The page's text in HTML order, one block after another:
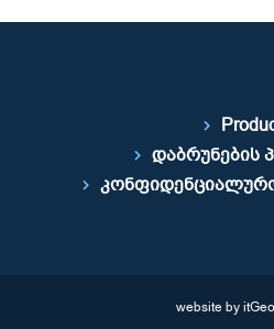
დაბრუნების
website by